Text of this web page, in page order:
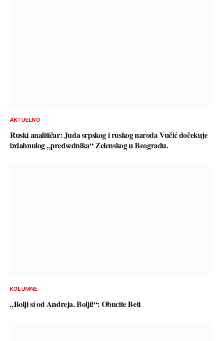
AKTUELNO
Ruski analitičar: Juda srpskog i ruskog naroda Vučić dočekuje
izdahnulog „predsednika“ Zelenskog u Beogradu.
KOLUMNE
„Bolji si od Andreja. Bolji!“: Obucite Beti